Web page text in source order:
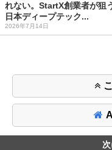
れない。StartX創業者が狙う
日本ディープテック...
2026年7月14日